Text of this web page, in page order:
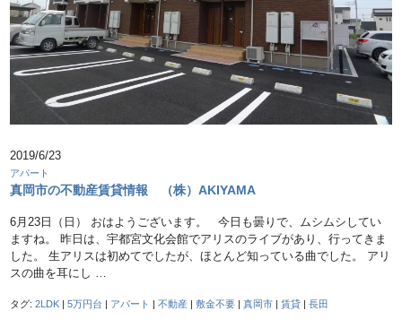
2019/6/23
アパート
真岡市の不動産賃貸情報 （株）AKIYAMA
6月23日（日） おはようございます。 今日も曇りで、ムシムシしてい
ますね。 昨日は、宇都宮文化会館でアリスのライブがあり、行ってきま
した。 生アリスは初めてでしたが、ほとんど知っている曲でした。 アリ
スの曲を耳にし …
タグ:2LDK |5万円台 | アパート |不動産 |敷金不要 |真岡市 |賃貸 |長田